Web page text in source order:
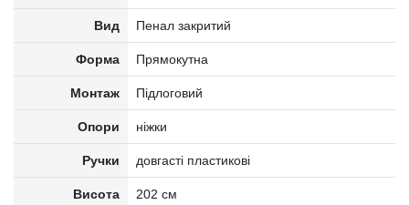
Вид Пенал закритий
Форма Прямокутна
Монтаж Підлоговий
Опори ніжки
Ручки довгасті пластикові
Висота 202 см